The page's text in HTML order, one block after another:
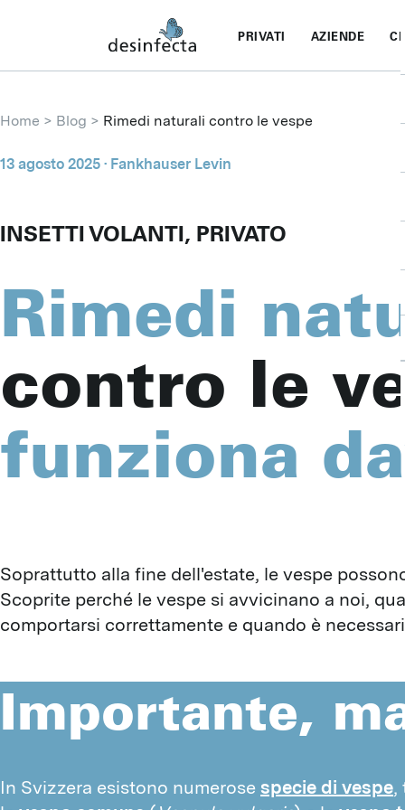
PRIVATI AZIENDE
Home Blog Rimedi naturali contro le vespe
13 agosto 2025 · Fankhauser Levin
INSETTI VOLANTI, PRIVATO
Rimedi
contro le
funziona
Soprattutto alla fine dell'estate, le vespe
Scoprite perché le vespe si avvicinano a noi,
comportarsi correttamente e quando è
Importante,
In Svizzera esistono numerose specie di vespe,